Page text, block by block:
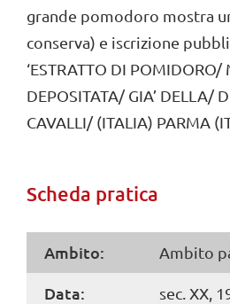
grande pomodoro mostra
conserva) e iscrizione
‘ESTRATTO DI POMIDORO/
DEPOSITATA/ GIA’ DELLA/
CAVALLI/ (ITALIA) PARMA
Scheda pratica
Ambito: Ambito
Data: sec. XX,